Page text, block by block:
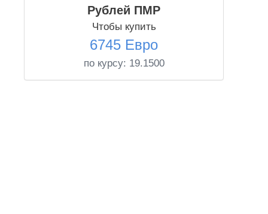
Рублей ПМР
Чтобы купить
6745 Евро
по курсу: 19.1500